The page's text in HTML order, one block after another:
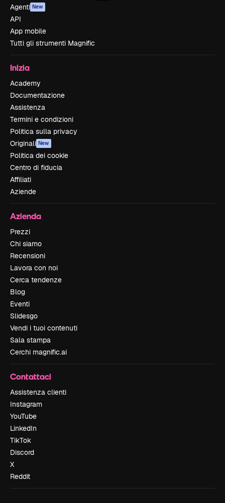
Agenti New
API
App mobile
Tutti gli strumenti Magnific
Inizia
Academy
Documentazione
Assistenza
Termini e condizioni
Politica sulla privacy
Originali New
Politica dei cookie
Centro di fiducia
Affiliati
Aziende
Azienda
Prezzi
Chi siamo
Recensioni
Lavora con noi
Cerca tendenze
Blog
Eventi
Slidesgo
Vendi i tuoi contenuti
Sala stampa
Cerchi magnific.ai
Contattaci
Assistenza clienti
Instagram
YouTube
LinkedIn
TikTok
Discord
X
Reddit